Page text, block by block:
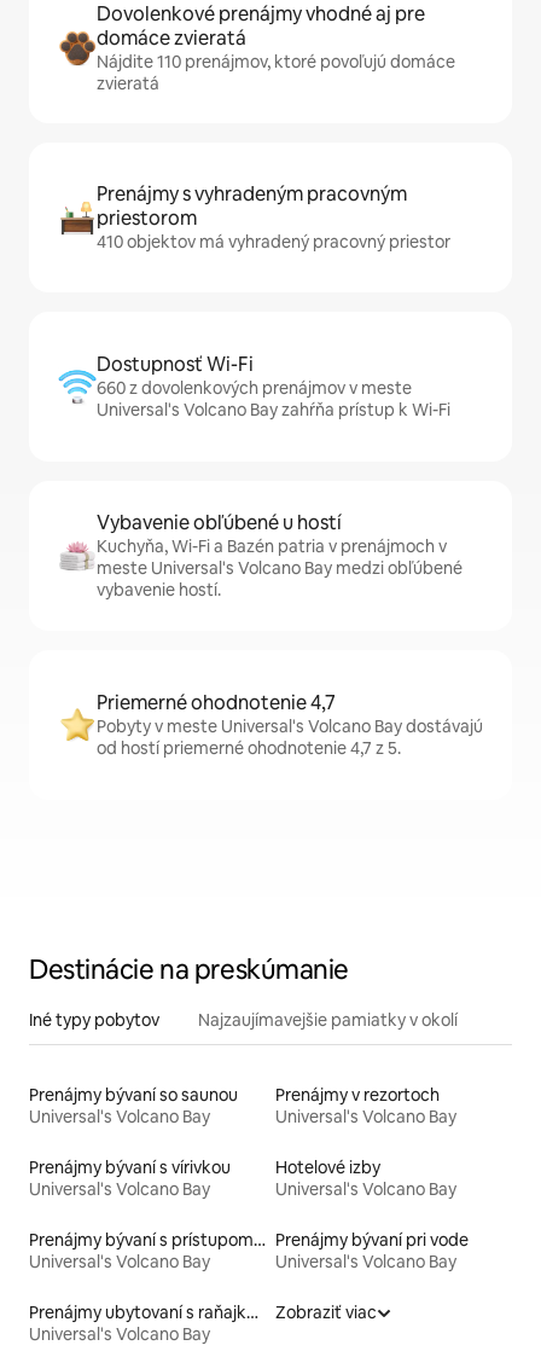
Dovolenkové prenájmy vhodné aj pre
domáce zvieratá
Nájdite 110 prenájmov, ktoré povoľujú domáce
zvieratá
Prenájmy s vyhradeným pracovným
priestorom
410 objektov má vyhradený pracovný priestor
Dostupnosť Wi-Fi
660 z dovolenkových prenájmov v meste
Universal's Volcano Bay zahŕňa prístup k Wi-Fi
Vybavenie obľúbené u hostí
Kuchyňa, Wi-Fi a Bazén patria v prenájmoch v
meste Universal's Volcano Bay medzi obľúbené
vybavenie hostí.
Priemerné ohodnotenie 4,7
Pobyty v meste Universal's Volcano Bay dostávajú
od hostí priemerné ohodnotenie 4,7 z 5.
Destinácie na preskúmanie
Iné typy pobytov Najzaujímavejšie pamiatky v okolí
Prenájmy bývaní so saunou
Universal's Volcano Bay
Prenájmy v rezortoch
Universal's Volcano Bay
Prenájmy bývaní s vírivkou
Universal's Volcano Bay
Hotelové izby
Universal's Volcano Bay
Prenájmy bývaní s prístupom k jazeru
Universal's Volcano Bay
Prenájmy bývaní pri vode
Universal's Volcano Bay
Prenájmy ubytovaní s raňajkami
Universal's Volcano Bay
Zobraziť viac